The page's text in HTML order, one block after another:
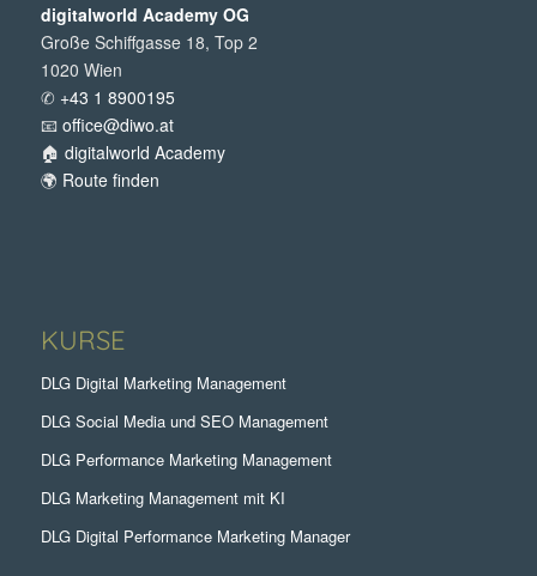
digitalworld Academy OG
Große Schiffgasse 18, Top 2
1020 Wien
✆ +43 1 8900195
📧 office@diwo.at
🏠 digitalworld Academy
🌍 Route finden
KURSE
DLG Digital Marketing Management
DLG Social Media und SEO Management
DLG Performance Marketing Management
DLG Marketing Management mit KI
DLG Digital Performance Marketing Manager